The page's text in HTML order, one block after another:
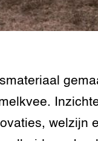
welzijn